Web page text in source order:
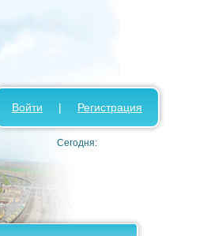
Войти | Регистрация
Сегодня: